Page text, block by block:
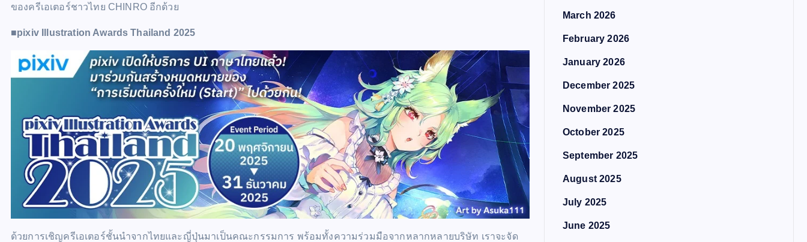
ของครีเอเตอร์ชาวไทย CHINRO อีกด้วย
■pixiv Illustration Awards Thailand 2025
ด้วยการเชิญครีเอเตอร์ชั้นนำจากไทยและญี่ปุ่นมาเป็นคณะกรรมการ พร้อมทั้งความร่วมมือจากหลากหลายบริษัท เราจะจัด
March 2026
February 2026
January 2026
December 2025
November 2025
October 2025
September 2025
August 2025
July 2025
June 2025